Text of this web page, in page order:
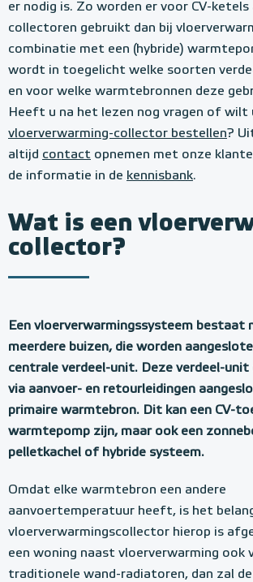
er nodig is. Zo worden er voor CV-ketels
collectoren gebruikt dan bij
combinatie met een (hybride)
wordt in toegelicht welke soorten
en voor welke warmtebronnen deze
Heeft u na het lezen nog vragen of wilt
vloerverwarming-collector bestellen?
altijd contact opnemen met onze
de informatie in de kennisbank.
Wat is een
collector?
Een vloerverwarmingssysteem bestaat
meerdere buizen, die worden
centrale verdeel-unit. Deze verdeel-
via aanvoer- en retourleidingen
primaire warmtebron. Dit kan een CV-
warmtepomp zijn, maar ook een
pelletkachel of hybride systeem.
Omdat elke warmtebron een andere
aanvoertemperatuur heeft, is het
vloerverwarmingscollector hierop is
een woning naast vloerverwarming ook
traditionele wand-radiatoren, dan zal de